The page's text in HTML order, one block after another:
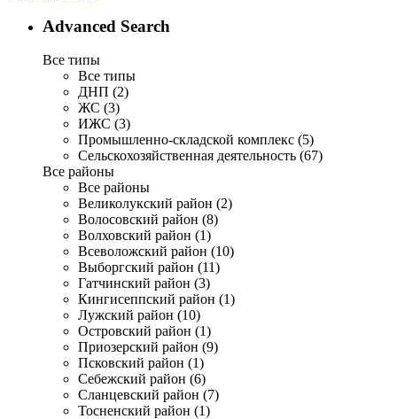
Advanced Search
Все типы
Все типы
ДНП (2)
ЖС (3)
ИЖС (3)
Промышленно-складской комплекс (5)
Сельскохозяйственная деятельность (67)
Все районы
Все районы
Великолукский район (2)
Волосовский район (8)
Волховский район (1)
Всеволожский район (10)
Выборгский район (11)
Гатчинский район (3)
Кингисеппский район (1)
Лужский район (10)
Островский район (1)
Приозерский район (9)
Псковский район (1)
Себежский район (6)
Сланцевский район (7)
Тосненский район (1)